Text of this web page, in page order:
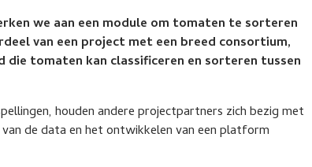
we aan een module om tomaten te sorteren
van een project met een breed consortium,
tomaten kan classificeren en sorteren tussen
houden andere projectpartners zich bezig met
de data en het ontwikkelen van een platform